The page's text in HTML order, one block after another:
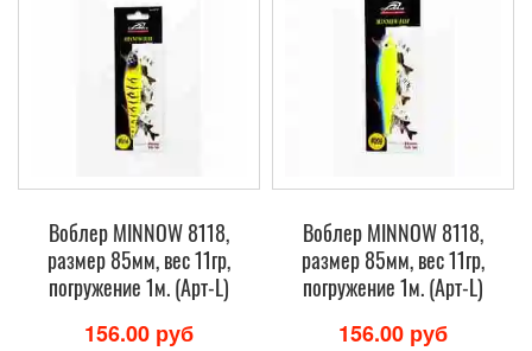
Воблер MINNOW 8118,
размер 85мм, вес 11гр,
погружение 1м. (Арт-L)
156.00 руб
Воблер MINNOW 8118,
размер 85мм, вес 11гр,
погружение 1м. (Арт-L)
156.00 руб